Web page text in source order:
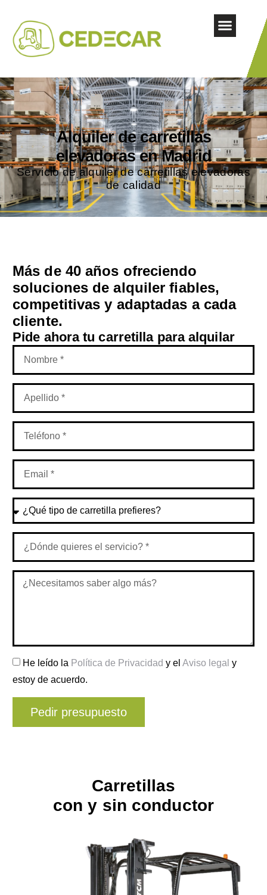
Alquiler de carretillas
elevadoras en Madrid
Servicio de alquiler de carretillas elevadoras
de calidad
Más de 40 años ofreciendo
soluciones de alquiler fiables,
competitivas y adaptadas a cada
cliente.
Pide ahora tu carretilla para alquilar
He leído la Política de Privacidad y el Aviso legal y
estoy de acuerdo.
Pedir presupuesto
Carretillas
con y sin conductor